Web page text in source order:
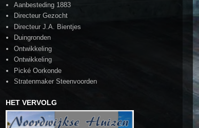
Aanbesteding 1883
Directeur Gezocht
Directeur J.A. Bientjes
Duingronden
Ontwikkeling
Ontwikkeling
Pické Oorkonde
Stratenmaker Steenvoorden
HET VERVOLG